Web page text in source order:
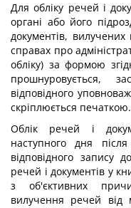
Для обліку речей і
органі або його
документів,
справах про
обліку) за формою
прошнуровується,
відповідного
скріплюється печаткою.
Облік речей і
наступного дня
відповідного запису
речей і документів у
з об'єктивних
вилучення речей від